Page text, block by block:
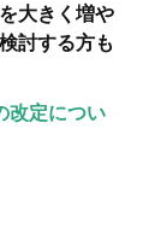
大きく増や
討する方も
改定につい